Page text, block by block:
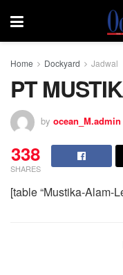
Home Dockyard Jadwal
PT
by ocean_M.admin
338
SHARES
[table “Mustika-Alam-